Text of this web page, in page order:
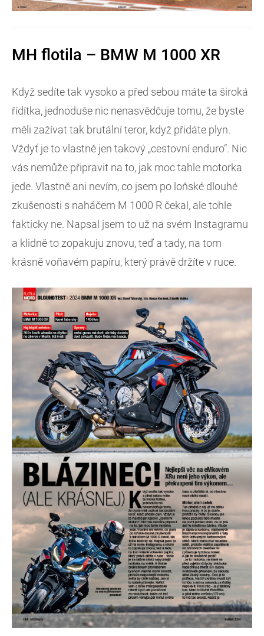
MH flotila – BMW M 1000 XR
Když sedíte tak vysoko a před sebou máte ta široká
řídítka, jednoduše nic nenasvědčuje tomu, že byste
měli zažívat tak brutální teror, když přidáte plyn.
Vždyť je to vlastně jen takový „cestovní enduro“. Nic
vás nemůže připravit na to, jak moc tahle motorka
jede. Vlastně ani nevím, co jsem po loňské dlouhé
zkušenosti s naháčem M 1000 R čekal, ale tohle
fakticky ne. Napsal jsem to už na svém Instagramu
a klidně to zopakuju znovu, teď a tady, na tom
krásně voňavém papíru, který právě držíte v ruce.